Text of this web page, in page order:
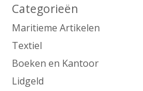
Categorieën
Maritieme Artikelen
Textiel
Boeken en Kantoor
Lidgeld